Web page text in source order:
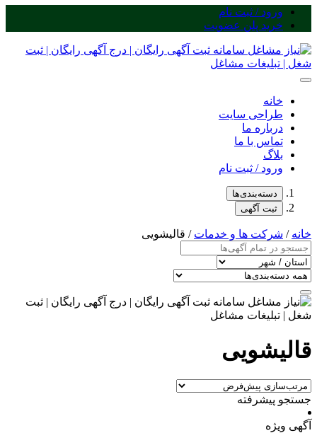
ورود / ثبت نام
خرید پلن عضویت
خانه
طراحی سایت
درباره ما
تماس با ما
بلاگ
ورود / ثبت نام
دسته‌بندی‌ها
ثبت آگهی
خانه / شرکت ها و خدمات / قالیشویی
قالیشویی
جستجو پیشرفته
آگهی ویژه